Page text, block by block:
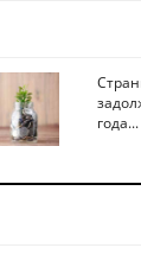
года...